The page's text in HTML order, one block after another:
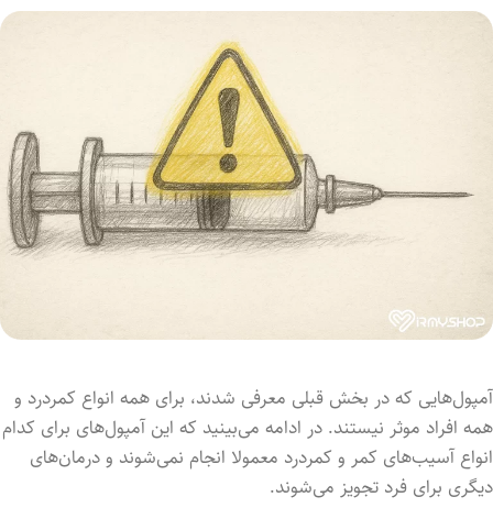
آمپول‌هایی که در بخش قبلی معرفی شدند، برای همه انواع کمردرد و
همه افراد موثر نیستند. در ادامه می‌بینید که این آمپول‌های برای کدام
انواع آسیب‌های کمر و کمردرد معمولا انجام نمی‌شوند و درمان‌های
دیگری برای فرد تجویز می‌شوند.